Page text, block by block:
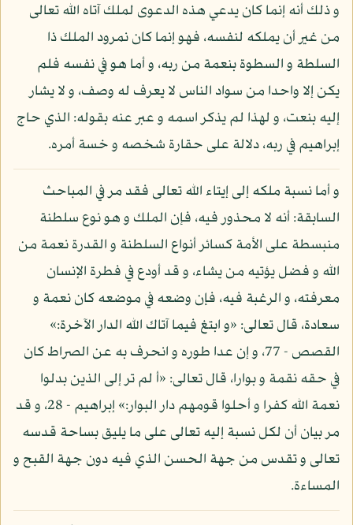
و ذلك أنه إنما كان يدعي هذه الدعوى لملك آتاه الله تعالى
من غير أن يملكه لنفسه، فهو إنما كان نمرود الملك ذا
السلطة و السطوة بنعمة من ربه، و أما هو في نفسه فلم
يكن إلا واحدا من سواد الناس لا يعرف له وصف، و لا يشار
إليه بنعت، و لهذا لم يذكر اسمه و عبر عنه بقوله: الذي حاج
إبراهيم في ربه، دلالة على حقارة شخصه و خسة أمره.
و أما نسبة ملكه إلى إيتاء الله تعالى فقد مر في المباحث
السابقة: أنه لا محذور فيه، فإن الملك و هو نوع سلطنة
منبسطة على الأمة كسائر أنواع السلطنة و القدرة نعمة من
الله و فضل يؤتيه من يشاء، و قد أودع في فطرة الإنسان
معرفته، و الرغبة فيه، فإن وضعه في موضعه كان نعمة و
سعادة، قال تعالى: «و ابتغ فيما آتاك الله الدار الآخرة:»
القصص - 77، و إن عدا طوره و انحرف به عن الصراط كان
في حقه نقمة و بوارا، قال تعالى: «أ لم تر إلى الذين بدلوا
نعمة الله كفرا و أحلوا قومهم دار البوار:» إبراهيم - 28، و قد
مر بيان أن لكل نسبة إليه تعالى على ما يليق بساحة قدسه
تعالى و تقدس من جهة الحسن الذي فيه دون جهة القبح و
المساءة.